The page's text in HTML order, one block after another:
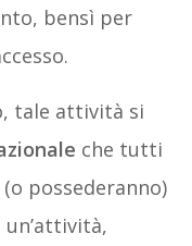
bensì per
tale attività si
che tutti
possederanno)